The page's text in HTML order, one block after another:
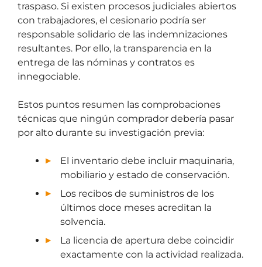
traspaso. Si existen procesos judiciales abiertos
con trabajadores, el cesionario podría ser
responsable solidario de las indemnizaciones
resultantes. Por ello, la transparencia en la
entrega de las nóminas y contratos es
innegociable.
Estos puntos resumen las comprobaciones
técnicas que ningún comprador debería pasar
por alto durante su investigación previa:
El inventario debe incluir maquinaria,
mobiliario y estado de conservación.
Los recibos de suministros de los
últimos doce meses acreditan la
solvencia.
La licencia de apertura debe coincidir
exactamente con la actividad realizada.